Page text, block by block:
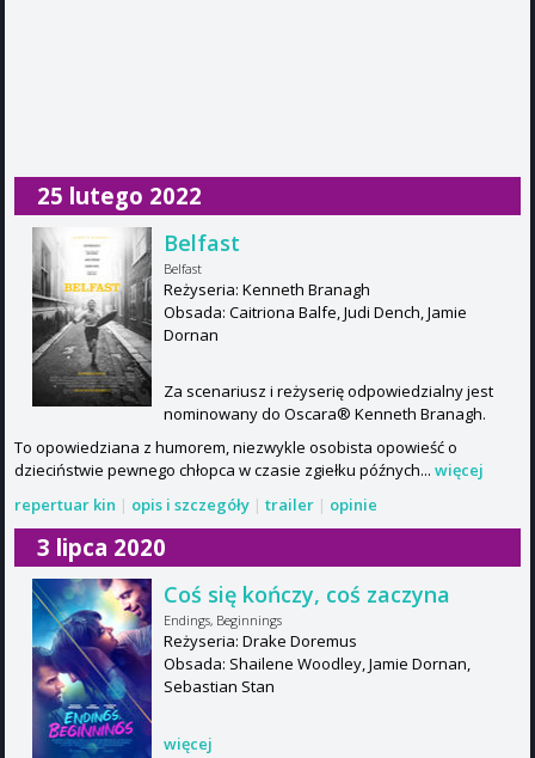
25 lutego 2022
Belfast
Belfast
Reżyseria: Kenneth Branagh
Obsada: Caitriona Balfe, Judi Dench, Jamie
Dornan
Za scenariusz i reżyserię odpowiedzialny jest
nominowany do Oscara® Kenneth Branagh.
To opowiedziana z humorem, niezwykle osobista opowieść o
dzieciństwie pewnego chłopca w czasie zgiełku późnych... więcej
repertuar kin | opis i szczegóły | trailer | opinie
3 lipca 2020
Coś się kończy, coś zaczyna
Endings, Beginnings
Reżyseria: Drake Doremus
Obsada: Shailene Woodley, Jamie Dornan,
Sebastian Stan
więcej